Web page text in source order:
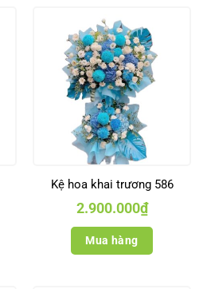
Kệ hoa khai trương 586
2.900.000₫
Mua hàng